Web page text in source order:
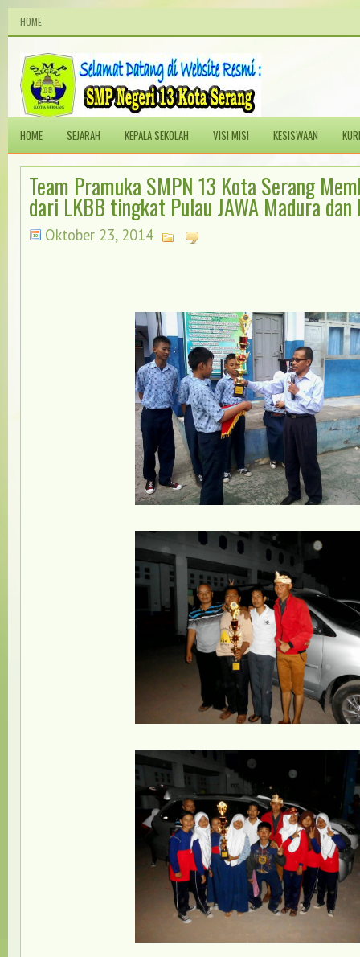
HOME
HOME SEJARAH KEPALA SEKOLAH VISI MISI KESISWAAN
Team Pramuka SMPN 13 Kota Serang
dari LKBB tingkat Pulau JAWA Madura
Oktober 23, 2014